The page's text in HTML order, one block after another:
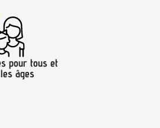
pour tous et
âges